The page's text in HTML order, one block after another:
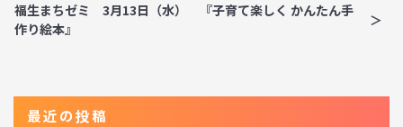
福生まちゼミ 3月13日（水） 『子育て楽しく かんたん手
作り絵本』
最近の投稿